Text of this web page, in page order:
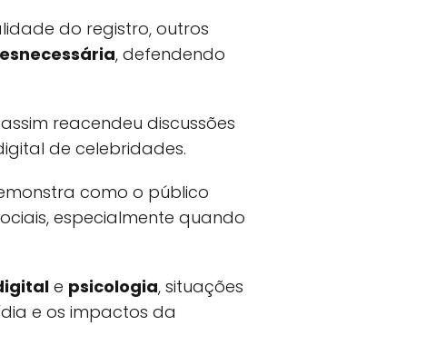
do registro, outros
, defendendo
reacendeu discussões
de celebridades.
como o público
especialmente quando
e psicologia, situações
e os impactos da